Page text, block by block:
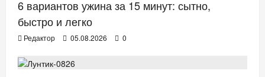
6 вариантов ужина за 15 минут: сытно,
быстро и легко
Редактор 05.08.2026
0